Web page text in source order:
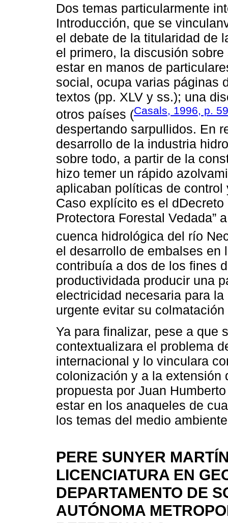
Dos temas particularmente
Introducción, que se
el debate de la titularidad de
el primero, la discusión
estar en manos de
social, ocupa varias páginas
textos (pp. XLV y ss.); una
otros países (Casals, 1996, p. 59
despertando sarpullidos. En
desarrollo de la industria
sobre todo, a partir de la
hizo temer un rápido
aplicaban políticas de
Caso explícito es el
Protectora Forestal Vedada”
cuenca hidrológica del río
el desarrollo de embalses
contribuía a dos de los fines
productividada producir una
electricidad necesaria para
urgente evitar su
Ya para finalizar, pese a que
contextualizara el problema
internacional y lo vinculara
colonización y a la
propuesta por Juan
estar en los anaqueles de
los temas del medio
PERE SUNYER
LICENCIATURA EN
DEPARTAMENTO DE
AUTÓNOMA